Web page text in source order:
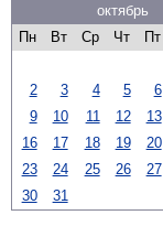
октябрь
Пн
Вт Ср Чт Пт
2
3 4 5 6
9
10 11 12 13
16
17 18 19 20
23
24 25 26 27
30
31